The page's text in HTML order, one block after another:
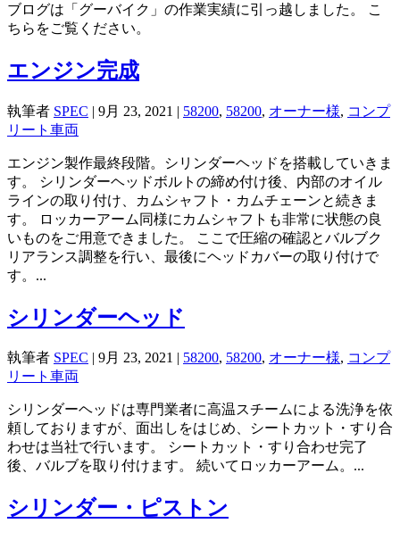
ブログは「グーバイク」の作業実績に引っ越しました。 こ
ちらをご覧ください。
エンジン完成
執筆者 SPEC | 9月 23, 2021 | 58200, 58200, オーナー様, コンプ
リート車両
エンジン製作最終段階。シリンダーヘッドを搭載していきま
す。 シリンダーヘッドボルトの締め付け後、内部のオイル
ラインの取り付け、カムシャフト・カムチェーンと続きま
す。 ロッカーアーム同様にカムシャフトも非常に状態の良
いものをご用意できました。 ここで圧縮の確認とバルブク
リアランス調整を行い、最後にヘッドカバーの取り付けで
す。...
シリンダーヘッド
執筆者 SPEC | 9月 23, 2021 | 58200, 58200, オーナー様, コンプ
リート車両
シリンダーヘッドは専門業者に高温スチームによる洗浄を依
頼しておりますが、面出しをはじめ、シートカット・すり合
わせは当社で行います。 シートカット・すり合わせ完了
後、バルブを取り付けます。 続いてロッカーアーム。...
シリンダー・ピストン